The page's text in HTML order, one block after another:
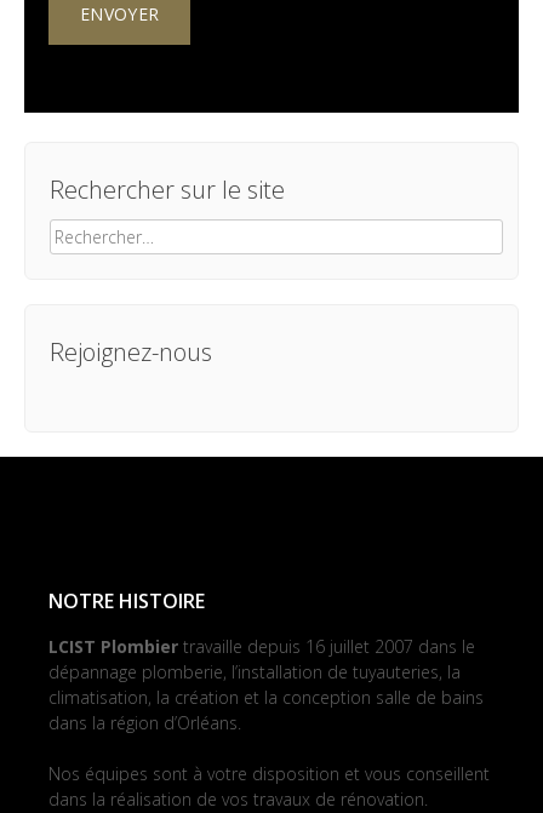
Rechercher sur le site
Rechercher :
Rejoignez-nous
NOTRE HISTOIRE
LCIST Plombier travaille depuis 16 juillet 2007 dans le
dépannage plomberie, l’installation de tuyauteries, la
climatisation, la création et la conception salle de bains
dans la région d’Orléans.
Nos équipes sont à votre disposition et vous conseillent
dans la réalisation de vos travaux de rénovation.